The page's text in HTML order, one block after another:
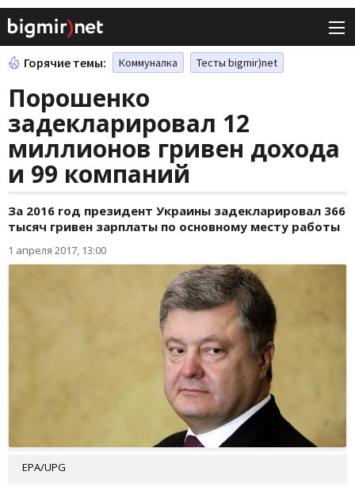
Горячие темы: Коммуналка Тесты bigmir)net
Порошенко
задекларировал 12
миллионов гривен дохода
и 99 компаний
За 2016 год президент Украины задекларировал 366
тысяч гривен зарплаты по основному месту работы
1 апреля 2017, 13:00
EPA/UPG